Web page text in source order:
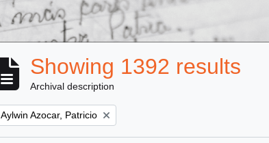
Showing 1392 results
Archival description
Remove filter:
Aylwin Azocar, Patricio